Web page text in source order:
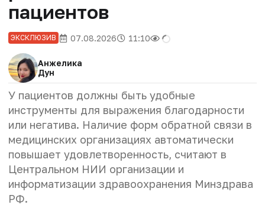
пациентов
ЭКСКЛЮЗИВ 07.08.2026 11:10
Анжелика
Дун
У пациентов должны быть удобные
инструменты для выражения благодарности
или негатива. Наличие форм обратной связи в
медицинских организациях автоматически
повышает удовлетворенность, считают в
Центральном НИИ организации и
информатизации здравоохранения Минздрава
РФ.